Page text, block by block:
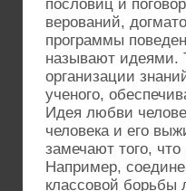
пословиц и
верований,
программы
называют идеями.
организации
ученого,
Идея любви
человека и его
замечают того,
Например,
классовой